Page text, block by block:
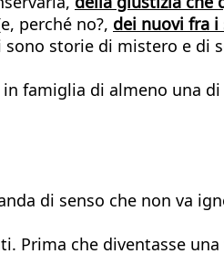
perché no?, dei nuovi fra i
sono storie di mistero e di
famiglia di almeno una
di senso che non va
Prima che diventasse